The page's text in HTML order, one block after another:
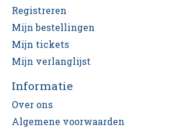
Registreren
Mijn bestellingen
Mijn tickets
Mijn verlanglijst
Informatie
Over ons
Algemene voorwaarden